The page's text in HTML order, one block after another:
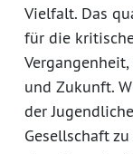
Vielfalt. Das
für die
und Zukunft.
der
Gesellschaft